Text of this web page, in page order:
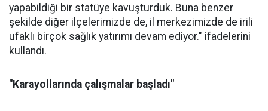
yapabildiği bir statüye kavuşturduk. Buna benzer
şekilde diğer ilçelerimizde de, il merkezimizde de irili
ufaklı birçok sağlık yatırımı devam ediyor." ifadelerini
kullandı.
"Karayollarında çalışmalar başladı"